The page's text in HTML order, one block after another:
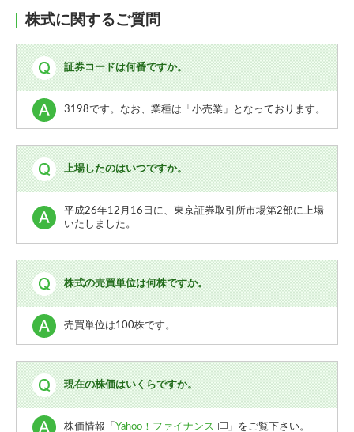
株式に関するご質問
証券コードは何番ですか。
3198です。なお、業種は「小売業」となっております。
上場したのはいつですか。
平成26年12月16日に、東京証券取引所市場第2部に上場
いたしました。
株式の売買単位は何株ですか。
売買単位は100株です。
現在の株価はいくらですか。
株価情報「 Yahoo！ファイナンス 」をご覧下さい。